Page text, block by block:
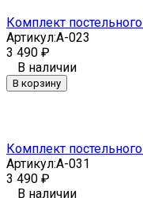
Комплект
Артикул:A-023
3 490 ₽
В наличии
В корзину
Комплект
Артикул:A-031
3 490 ₽
В наличии